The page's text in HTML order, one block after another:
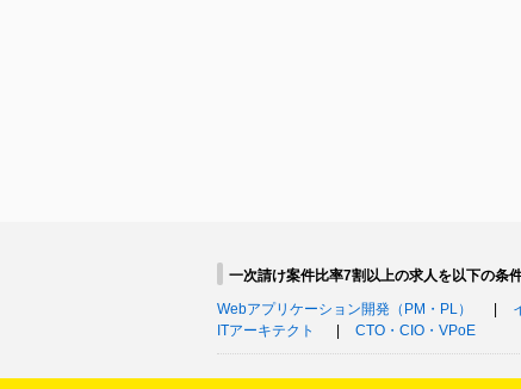
一次請け案件比率7割以上の求人を以下の条
Webアプリケーション開発（PM・PL）
ITアーキテクト
CTO・CIO・VPoE